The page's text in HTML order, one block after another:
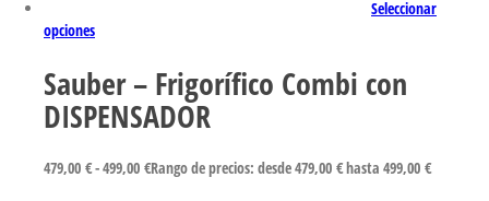
Seleccionar
opciones
Sauber – Frigorífico Combi con
DISPENSADOR
479,00 €-499,00 €Rango de precios: desde 479,00 € hasta 499,00 €